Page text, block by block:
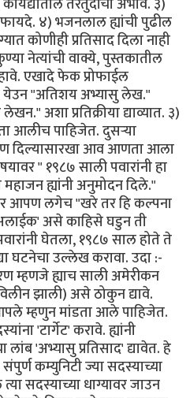
४) भजनलाल ह्यांची पुढील
कोणीही प्रतिसाद दिला नाही
नेत्यांची वाक्ये, पुस्तकातील
एखादे फेक प्रोफाईल
येउन "अतिशय अभ्यासु लेख."
अशा प्रतिक्रीया द्याव्यात. ३)
आलीच पाहिजेत. दुसर्‍या
दिल्यासारखा आव आणता आला
" १९८७ साली पवारांनी हा
ह्यांनी अनुमोदन दिले."
आपण लगेच "खरे तर हि कल्पना
असे काहिसे घडुन ती
घेतला, १९८७ साल होते ते
घटनेचा उल्लेख करावा. उदा :-
म्हणजे ह्याच साली अमेरीकन
झाली) असे ठोकुन द्यावे.
म्हणुन मांडता आले पाहिजेत.
'टार्गेट' करावे. ह्यांनी
'अभ्यासु प्रतिसाद' द्यावेत. हे
कम्युनिटी ज्या सदस्याच्या
सदस्याच्या धाग्यावर जाउन